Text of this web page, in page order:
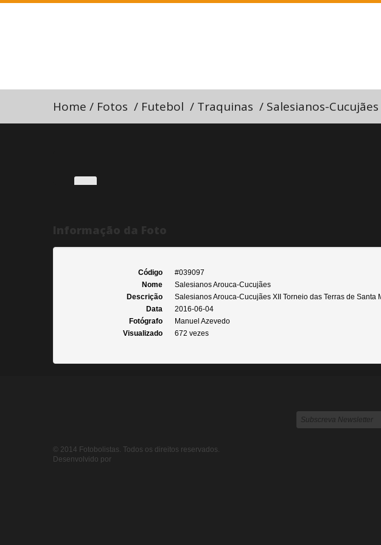
Home / Fotos / Futebol / Traquinas / Salesianos-Cucujães
Código
#039097
Nome
Salesianos Arouca-Cucujães
Descrição
Salesianos Arouca-Cucujães XII Torneio das Terras de Santa
Data
2016-06-04
Fotógrafo
Manuel Azevedo
Visualizado
672 vezes
© 2014 Fotobolistas. Todos os direitos reservados.
Desenvolvido por